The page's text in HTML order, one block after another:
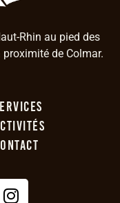
Rhin au pied des
de Colmar.